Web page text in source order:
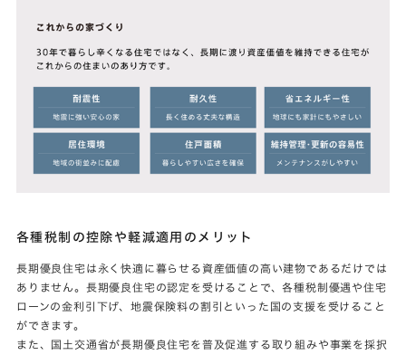
各種税制の控除や軽減適用のメリット
長期優良住宅は永く快適に暮らせる資産価値の高い建物であるだけでは
ありません。長期優良住宅の認定を受けることで、各種税制優遇や住宅
ローンの金利引下げ、地震保険料の割引といった国の支援を受けること
ができます。
また、国土交通省が長期優良住宅を普及促進する取り組みや事業を採択